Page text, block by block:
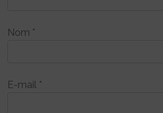
Nom *
E-mail *